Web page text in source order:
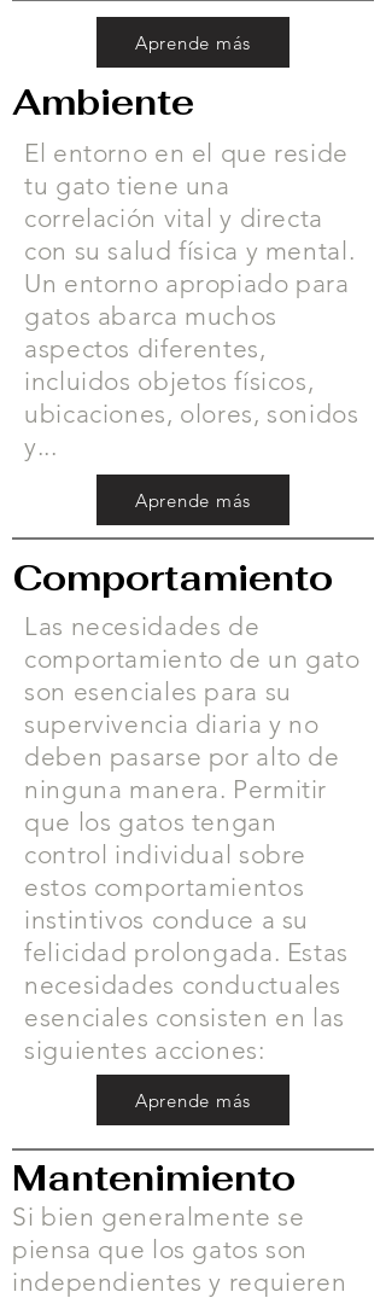
Aprende más
Ambiente
El entorno en el que reside
tu gato tiene una
correlación vital y directa
con su salud física y mental.
Un entorno apropiado para
gatos abarca muchos
aspectos diferentes,
incluidos objetos físicos,
ubicaciones, olores, sonidos
y...
Aprende más
Comportamiento
Las necesidades de
comportamiento de un gato
son esenciales para su
supervivencia diaria y no
deben pasarse por alto de
ninguna manera. Permitir
que los gatos tengan
control individual sobre
estos comportamientos
instintivos conduce a su
felicidad prolongada. Estas
necesidades conductuales
esenciales consisten en las
siguientes acciones:
Aprende más
Mantenimiento
Si bien generalmente se
piensa que los gatos son
independientes y requieren